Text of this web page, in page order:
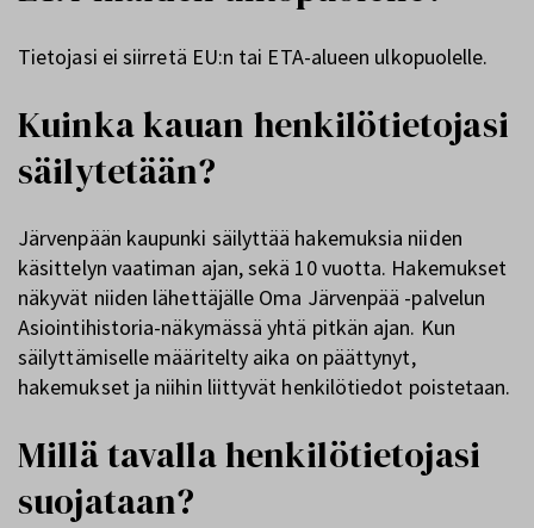
Tietojasi ei siirretä EU:n tai ETA-alueen ulkopuolelle.
Kuinka kauan henkilötietojasi
säilytetään?
Järvenpään kaupunki säilyttää hakemuksia niiden
käsittelyn vaatiman ajan, sekä 10 vuotta. Hakemukset
näkyvät niiden lähettäjälle Oma Järvenpää -palvelun
Asiointihistoria-näkymässä yhtä pitkän ajan. Kun
säilyttämiselle määritelty aika on päättynyt,
hakemukset ja niihin liittyvät henkilötiedot poistetaan.
Millä tavalla henkilötietojasi
suojataan?